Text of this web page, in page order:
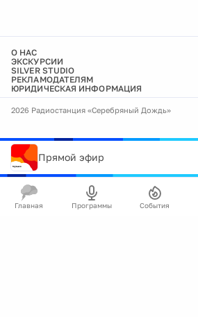
О НАС
ЭКСКУРСИИ
SILVER STUDIO
РЕКЛАМОДАТЕЛЯМ
ЮРИДИЧЕСКАЯ ИНФОРМАЦИЯ
2026 Радиостанция «Серебряный Дождь»
Прямой эфир
Главная Программы События